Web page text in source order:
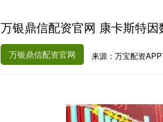
万银鼎信配资官网 康卡斯特
万银鼎信配资官网 来源：万宝配资